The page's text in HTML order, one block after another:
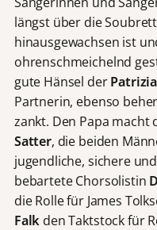
längst über die
hinausgewachsen ist
ohrenschmeichelnd
gute Hänsel der
Partnerin, ebenso
zankt. Den Papa
Satter, die beiden
jugendliche, sichere
bebartete Chorsolistin
die Rolle für James
Falk den Taktstock für